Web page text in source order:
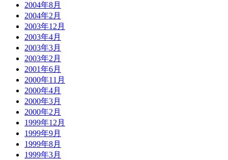
2004年8月
2004年2月
2003年12月
2003年4月
2003年3月
2003年2月
2001年6月
2000年11月
2000年4月
2000年3月
2000年2月
1999年12月
1999年9月
1999年8月
1999年3月